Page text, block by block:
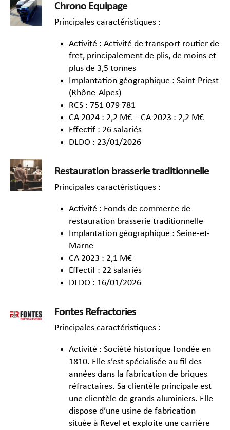
Chrono Equipage
Principales caractéristiques :
Activité : Activité de transport routier de
fret, principalement de plis, de moins et
plus de 3,5 tonnes
Implantation géographique : Saint-Priest
(Rhône-Alpes)
RCS : 751 079 781
CA 2024 : 2,2 M€ – CA 2023 : 2,2 M€
Effectif : 26 salariés
DLDO : 23/01/2026
Restauration brasserie traditionnelle
Principales caractéristiques :
Activité : Fonds de commerce de
restauration brasserie traditionnelle
Implantation géographique : Seine-et-
Marne
CA 2023 : 2,1 M€
Effectif : 22 salariés
DLDO : 16/01/2026
Fontes Refractories
Principales caractéristiques :
Activité : Société historique fondée en
1810. Elle s’est spécialisée au fil des
années dans la fabrication de briques
réfractaires. Sa clientèle principale est
une clientèle de grands aluminiers. Elle
dispose d’une usine de fabrication
située à Revel et exploite une carrière